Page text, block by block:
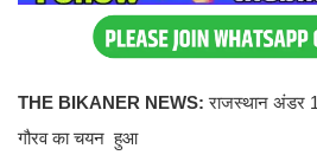
THE BIKANER NEWS:राजस्थान अंडर
गौरव का चयन हुआ